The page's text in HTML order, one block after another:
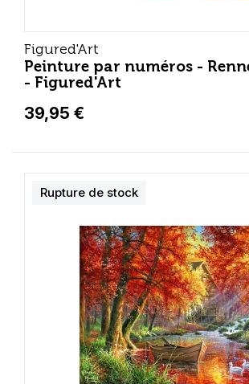
Figured'Art
Peinture par numéros -
- Figured'Art
39,95 €
Rupture de stock